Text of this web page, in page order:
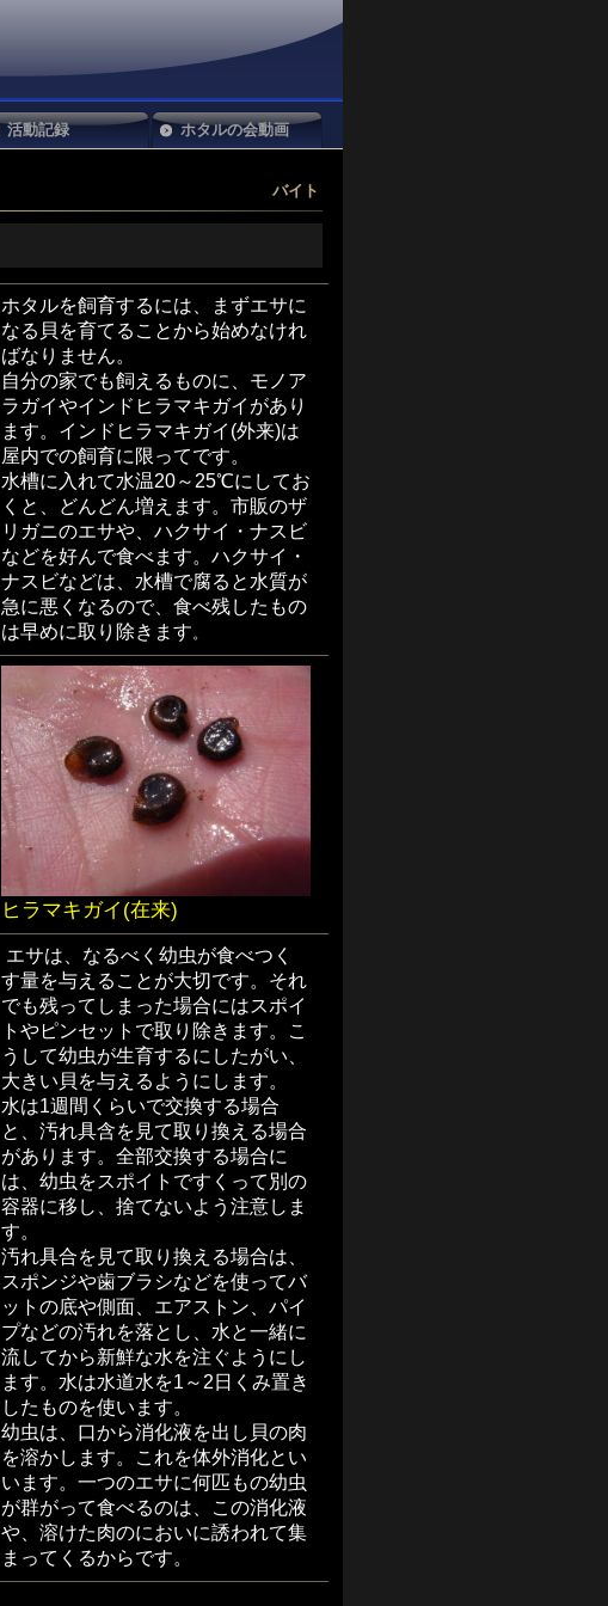
バイト
ホタルを飼育するには、まずエサに
なる貝を育てることから始めなけれ
ばなりません。
自分の家でも飼えるものに、モノア
ラガイやインドヒラマキガイがあり
ます。インドヒラマキガイ(外来)は
屋内での飼育に限ってです。
水槽に入れて水温20～25℃にしてお
くと、どんどん増えます。市販のザ
リガニのエサや、ハクサイ・ナスビ
などを好んで食べます。ハクサイ・
ナスビなどは、水槽で腐ると水質が
急に悪くなるので、食べ残したもの
は早めに取り除きます。
ヒラマキガイ(在来)
エサは、なるべく幼虫が食べつく
す量を与えることが大切です。それ
でも残ってしまった場合にはスポイ
トやピンセットで取り除きます。こ
うして幼虫が生育するにしたがい、
大きい貝を与えるようにします。
水は1週間くらいで交換する場合
と、汚れ具含を見て取り換える場合
があります。全部交換する場合に
は、幼虫をスポイトですくって別の
容器に移し、捨てないよう注意しま
す。
汚れ具合を見て取り換える場合は、
スポンジや歯ブラシなどを使ってバ
ットの底や側面、エアストン、パイ
プなどの汚れを落とし、水と一緒に
流してから新鮮な水を注ぐようにし
ます。水は水道水を1～2日くみ置き
したものを使います。
幼虫は、口から消化液を出し貝の肉
を溶かします。これを体外消化とい
います。一つのエサに何匹もの幼虫
が群がって食べるのは、この消化液
や、溶けた肉のにおいに誘われて集
まってくるからです。
活動記録 ホタルの会動画